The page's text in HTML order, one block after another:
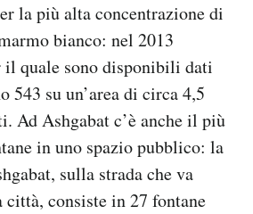
la più alta concentrazione di
bianco: nel 2013
il quale sono disponibili dati
543 su un’area di circa 4,5
Ad Ashgabat c’è anche il più
in uno spazio pubblico: la
sulla strada che va
consiste in 27 fontane